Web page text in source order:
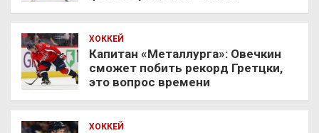
ХОККЕЙ
Капитан «Металлурга»: Овечкин
сможет побить рекорд Гретцки,
это вопрос времени
ХОККЕЙ